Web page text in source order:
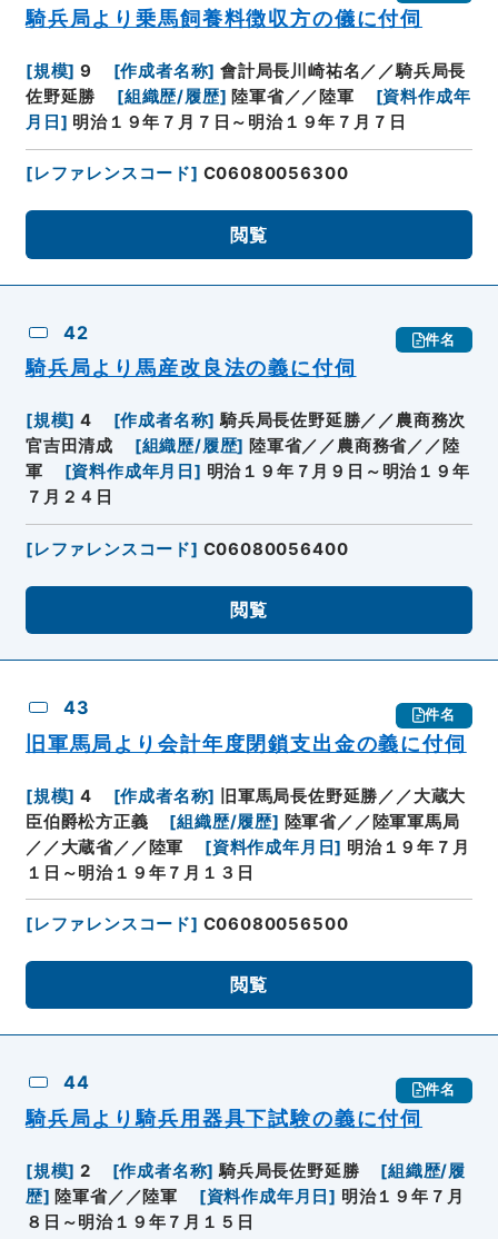
騎兵局より乗馬飼養料徴収方の儀に付伺
[規模] 9 [作成者名称] 會計局長川崎祐名／／騎兵局長
佐野延勝
[組織歴/履歴] 陸軍省／／陸軍 [資料作成年
月日 ] 明治１９年７月７日～明治１９年７月７日
[レファレンスコード] C06080056300
閲覧
42 件名
騎兵局より馬産改良法の義に付伺
[規模] 4 [作成者名称] 騎兵局長佐野延勝／／農商務次
官吉田清成
[組織歴/履歴] 陸軍省／／農商務省／／陸
軍
[資料作成年月日 ] 明治１９年７月９日～明治１９年
７月２４日
[レファレンスコード] C06080056400
閲覧
43 件名
旧軍馬局より会計年度閉鎖支出金の義に付伺
[規模] 4 [作成者名称]
旧軍馬局長佐野延勝／／大蔵大
臣伯爵松方正義
[組織歴/履歴] 陸軍省／／陸軍軍馬局
／／大蔵省／／陸軍
[資料作成年月日] 明治１９年７月
１日～明治１９年７月１３日
[レファレンスコード] C06080056500
閲覧
44 件名
騎兵局より騎兵用器具下試験の義に付伺
[規模] 2 [作成者名称] 騎兵局長佐野延勝 [組織歴/履
歴] 陸軍省／／陸軍 [資料作成年月日] 明治１９年７月
８日～明治１９年７月１５日